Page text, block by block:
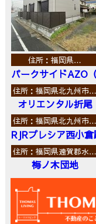
住所：福岡県…
パークサイドAZO
住所：福岡県北九州市…
オリエンタル折尾
住所：福岡県北九州市…
RJRプレシア西小
住所：福岡県遠賀郡水…
梅ノ木団地